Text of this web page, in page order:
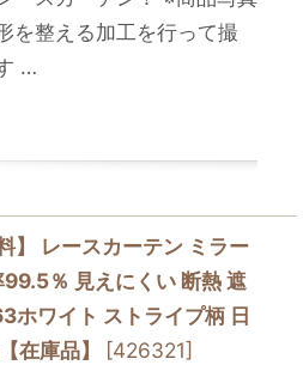
を整える加工を行って撮
…
】 レースカーテン ミラー
％ 見えにくい 断熱 遮
ホワイト ストライプ柄 日
在庫品】
[426321]